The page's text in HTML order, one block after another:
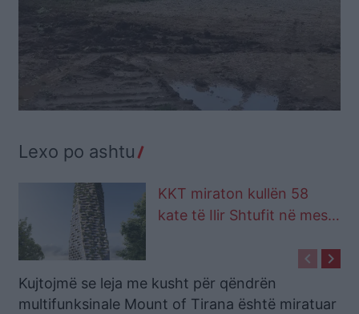
Lexo po ashtu
KKT miraton kullën 58
kate të Ilir Shtufit në mes
keyboard_arrow_left keyboard_arrow_right
Kujtojmë se leja me kusht për qëndrën
multifunksinale Mount of Tirana është miratuar